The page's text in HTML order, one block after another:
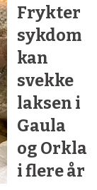
Frykter
sykdom
kan
svekke
laksen i
Gaula
og Orkla
i flere år